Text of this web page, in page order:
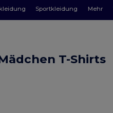
Sportkleidung Mehr
T-Shirts